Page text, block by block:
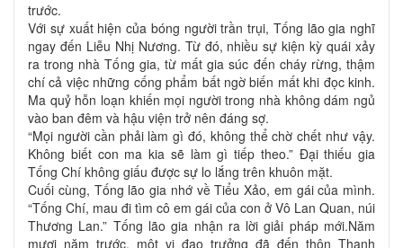
trước.
Với sự xuất hiện của bóng người trần trụi, Tống lão gia nghĩ
ngay đến Liễu Nhị Nương. Từ đó, nhiều sự kiện kỳ quái xảy
ra trong nhà Tống gia, từ mất gia súc đến cháy rừng, thậm
chí cả việc những cống phẩm bất ngờ biến mất khi đọc kinh.
Ma quỷ hỗn loạn khiến mọi người trong nhà không dám ngủ
vào ban đêm và hậu viện trở nên đáng sợ.
“Mọi người cần phải làm gì đó, không thể chờ chết như vậy.
Không biết con ma kia sẽ làm gì tiếp theo.” Đại thiếu gia
Tống Chí không giấu được sự lo lắng trên khuôn mặt.
Cuối cùng, Tống lão gia nhớ về Tiểu Xảo, em gái của mình.
“Tống Chí, mau đi tìm cô em gái của con ở Vô Lan Quan, núi
Thương Lan.” Tống lão gia nhận ra lời giải pháp mới.Năm
mươi năm trước, một vị đạo trưởng đã đến thôn Thanh